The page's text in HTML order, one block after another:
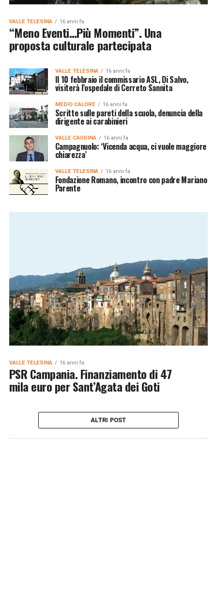
VALLE TELESINA 16 anni fa
“Meno Eventi…Più Momenti”. Una
proposta culturale partecipata
VALLE TELESINA 16 anni fa
Il 10 febbraio il commissario ASL, Di Salvo,
visiterà l’ospedale di Cerreto Sannita
MEDIO CALORE 16 anni fa
Scritte sulle pareti della scuola, denuncia della
dirigente ai carabinieri
VALLE CAUDINA 16 anni fa
Campagnuolo: ‘Vicenda acqua, ci vuole maggiore
chiarezza’
VALLE TELESINA 16 anni fa
Fondazione Romano, incontro con padre Mariano
Parente
VALLE TELESINA 16 anni fa
PSR Campania. Finanziamento di 47
mila euro per Sant’Agata dei Goti
ALTRI POST